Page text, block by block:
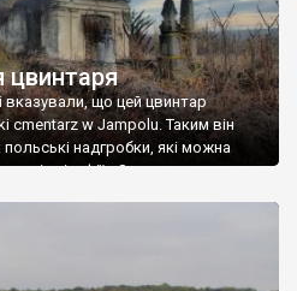
цвинтаря
вказували, що цей цвинтар
cmentarz w Jampolu. Таким він
надгробки, які можна
епітафії… Загалом цвинтар